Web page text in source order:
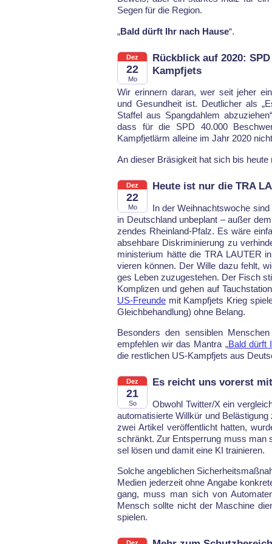
Se­gen für die Re­gi­on.
„Bald dürft Ihr nach Hause“.
Dez
22
Mo
Rückblick auf 2020:
Kampfjets
Wir er­in­nern dar­an, wer seit je­her
und Ge­sund­heit ist. Deut­li­cher als
Staf­fel aus Spang­dah­lem
dass für die SPD 40.000
Kampf­jet­lärm al­lei­ne im Jahr 2020
An die­ser Brä­sig­keit hat sich bis
Dez
22
Mo
Heute ist nur die TRA
In der Weih­nachts­wo­che
in Deutsch­land un­be­plant – au­ßer
zen­des Rhein­land-Pfalz. Es wä­re
ab­seh­bare Dis­kri­mi­nie­rung zu
mi­nis­te­ri­um hätte die TRA LAU­TER
vie­ren kön­nen. Der Wil­le da­zu fehlt,
ges Le­ben zu­zu­ge­ste­hen. Der Fisch
Kom­pli­zen und ge­hen auf
US-Freun­de mit Kampf­jets Krieg
Gleich­be­hand­lung) oh­ne Be­lang.
Be­son­ders den sen­si­blen
emp­feh­len wir das Man­tra „Bald dürft
die rest­li­chen US-Kampf­jets aus
Dez
21
So
Es reicht uns vorerst
Ob­wohl Twit­ter/X ein
au­to­ma­ti­sier­te Will­kür und
zwei Ar­ti­kel ver­öf­fent­licht hat­ten,
schränkt. Zur Ent­sper­rung muss man
sel lö­sen und da­mit ei­ne KI trai­nie­ren.
Sol­che an­geb­li­chen
Me­di­en je­der­zeit oh­ne An­ga­be
gang, muss man sich von
Mensch soll­te nicht der Ma­schi­ne
spie­len.